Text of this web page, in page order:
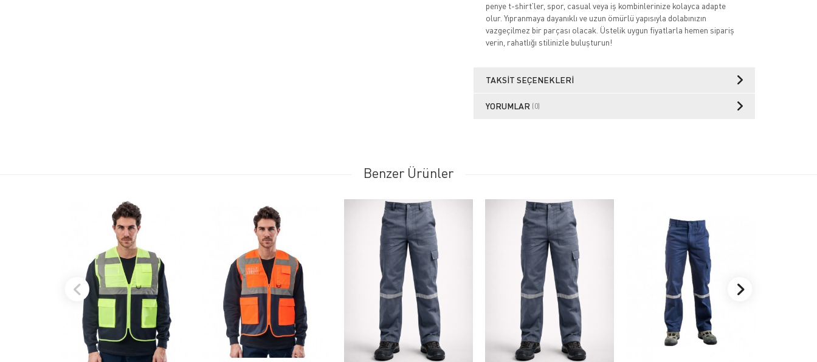
penye t-shirt’ler, spor, casual veya iş kombinlerinize kolayca adapte
olur. Yıpranmaya dayanıklı ve uzun ömürlü yapısıyla dolabınızın
vazgeçilmez bir parçası olacak. Üstelik uygun fiyatlarla hemen sipariş
verin, rahatlığı stilinizle buluşturun!
TAKSIT SEÇENEKLERI
YORUMLAR (0)
Benzer Ürünler